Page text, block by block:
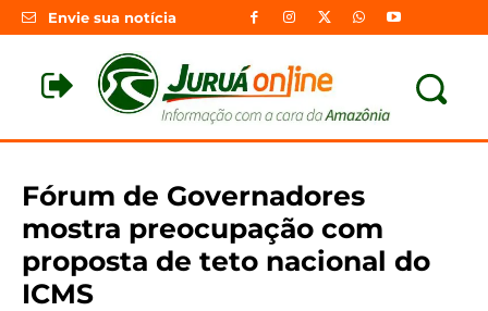
Envie sua notícia
Fórum de Governadores
mostra preocupação com
proposta de teto nacional do
ICMS